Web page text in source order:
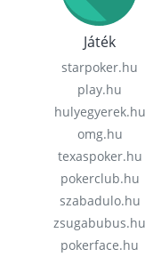
Játék
starpoker.hu
play.hu
hulyegyerek.hu
omg.hu
texaspoker.hu
pokerclub.hu
szabadulo.hu
zsugabubus.hu
pokerface.hu